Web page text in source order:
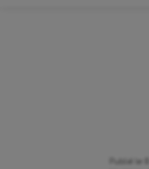
Publié le